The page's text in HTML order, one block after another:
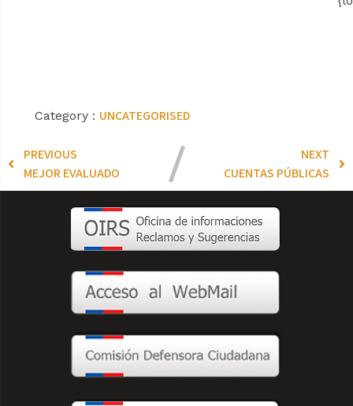
Category : UNCATEGORISED
PREVIOUS
MEJOR EVALUADO
NEXT
CUENTAS PÚBLICAS